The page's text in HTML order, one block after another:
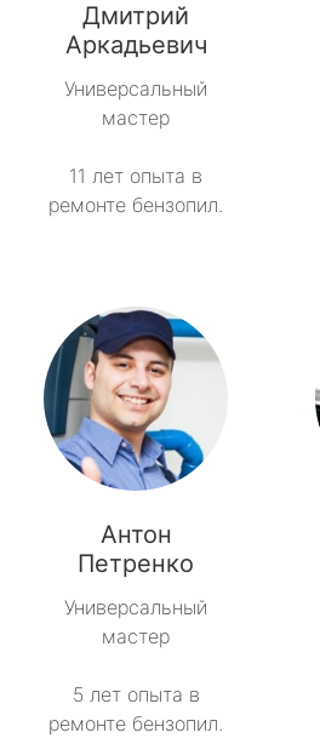
Дмитрий
Аркадьевич
Универсальный
мастер
11 лет опыта в
ремонте бензопил.
Антон
Петренко
Универсальный
мастер
5 лет опыта в
ремонте бензопил.